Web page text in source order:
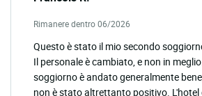
Rimanere dentro 06/2026
Questo è stato il mio secondo
Il personale è cambiato, e non in
soggiorno è andato generalmente
non è stato altrettanto positivo. L'hotel